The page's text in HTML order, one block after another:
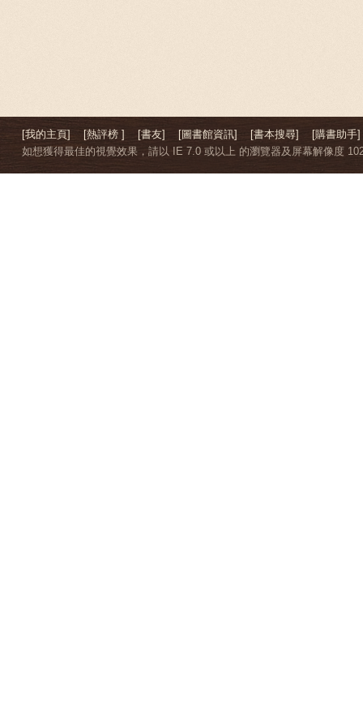
[我的主頁] [熱評榜 ] [書友] [圖書館資訊] [書本搜尋]
[購書助手]
如想獲得最佳的視覺效果，請以 IE 7.0 或以上 的瀏覽器及屏幕解像度